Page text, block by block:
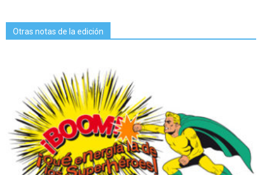
Otras notas de la edición